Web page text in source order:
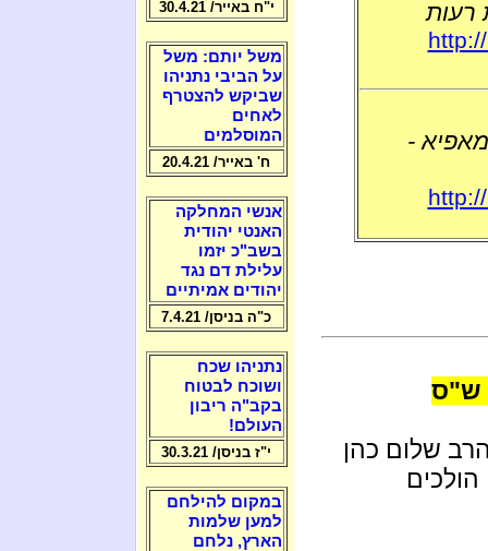
רעות
-
ש"ס
שלום כהן
י"ח באייר/ 30.4.21
משל יותם: משל
על הביבי נתניהו
שביקש להצטרף
לאחים
המוסלמים
ח' באייר/ 20.4.21
אנשי המחלקה
האנטי יהודית
בשב"כ יזמו
עלילת דם נגד
יהודים אמיתיים
כ"ה בניסן/ 7.4.21
נתניהו שכח
ושוכח לבטוח
בקב"ה ריבון
העולם!
י"ז בניסן/ 30.3.21
במקום להילחם
למען שלמות
הארץ, נלחם